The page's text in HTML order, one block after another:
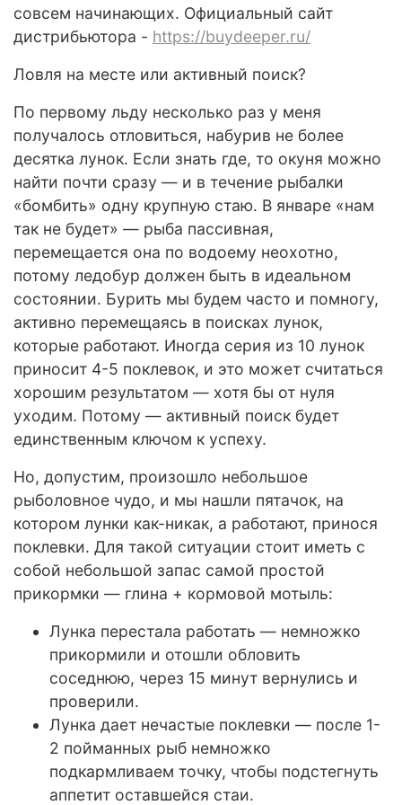
совсем начинающих. Официальный сайт
дистрибьютора - https://buydeeper.ru/
Ловля на месте или активный поиск?
По первому льду несколько раз у меня
получалось отловиться, набурив не более
десятка лунок. Если знать где, то окуня можно
найти почти сразу — и в течение рыбалки
«бомбить» одну крупную стаю. В январе «нам
так не будет» — рыба пассивная,
перемещается она по водоему неохотно,
потому ледобур должен быть в идеальном
состоянии. Бурить мы будем часто и помногу,
активно перемещаясь в поисках лунок,
которые работают. Иногда серия из 10 лунок
приносит 4-5 поклевок, и это может считаться
хорошим результатом — хотя бы от нуля
уходим. Потому — активный поиск будет
единственным ключом к успеху.
Но, допустим, произошло небольшое
рыболовное чудо, и мы нашли пятачок, на
котором лунки как-никак, а работают, принося
поклевки. Для такой ситуации стоит иметь с
собой небольшой запас самой простой
прикормки — глина + кормовой мотыль:
Лунка перестала работать — немножко
прикормили и отошли обловить
соседнюю, через 15 минут вернулись и
проверили.
Лунка дает нечастые поклевки — после 1-
2 пойманных рыб немножко
подкармливаем точку, чтобы подстегнуть
аппетит оставшейся стаи.